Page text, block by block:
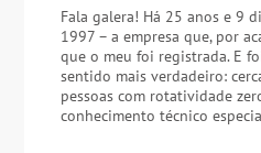
Fala galera! Há 25 anos e 9
1997 – a empresa que, por
que o meu foi registrada. E
sentido mais verdadeiro:
pessoas com rotatividade
conhecimento técnico